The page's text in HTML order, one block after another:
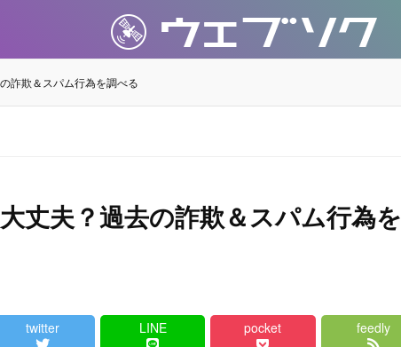
詐欺＆スパム行為を調べる
丈夫？過去の詐欺＆スパム行為を
twitter LINE pocket feedly